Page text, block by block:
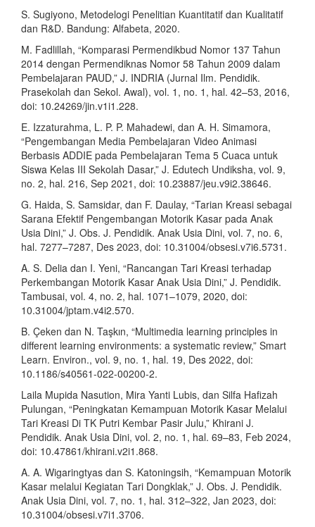
S. Sugiyono, Metodelogi Penelitian Kuantitatif dan Kualitatif
dan R&D. Bandung: Alfabeta, 2020.
M. Fadlillah, “Komparasi Permendikbud Nomor 137 Tahun
2014 dengan Permendiknas Nomor 58 Tahun 2009 dalam
Pembelajaran PAUD,” J. INDRIA (Jurnal Ilm. Pendidik.
Prasekolah dan Sekol. Awal), vol. 1, no. 1, hal. 42–53, 2016,
doi: 10.24269/jin.v1i1.228.
E. Izzaturahma, L. P. P. Mahadewi, dan A. H. Simamora,
“Pengembangan Media Pembelajaran Video Animasi
Berbasis ADDIE pada Pembelajaran Tema 5 Cuaca untuk
Siswa Kelas III Sekolah Dasar,” J. Edutech Undiksha, vol. 9,
no. 2, hal. 216, Sep 2021, doi: 10.23887/jeu.v9i2.38646.
G. Haida, S. Samsidar, dan F. Daulay, “Tarian Kreasi sebagai
Sarana Efektif Pengembangan Motorik Kasar pada Anak
Usia Dini,” J. Obs. J. Pendidik. Anak Usia Dini, vol. 7, no. 6,
hal. 7277–7287, Des 2023, doi: 10.31004/obsesi.v7i6.5731.
A. S. Delia dan I. Yeni, “Rancangan Tari Kreasi terhadap
Perkembangan Motorik Kasar Anak Usia Dini,” J. Pendidik.
Tambusai, vol. 4, no. 2, hal. 1071–1079, 2020, doi:
10.31004/jptam.v4i2.570.
B. Çeken dan N. Taşkın, “Multimedia learning principles in
different learning environments: a systematic review,” Smart
Learn. Environ., vol. 9, no. 1, hal. 19, Des 2022, doi:
10.1186/s40561-022-00200-2.
Laila Mupida Nasution, Mira Yanti Lubis, dan Silfa Hafizah
Pulungan, “Peningkatan Kemampuan Motorik Kasar Melalui
Tari Kreasi Di TK Putri Kembar Pasir Julu,” Khirani J.
Pendidik. Anak Usia Dini, vol. 2, no. 1, hal. 69–83, Feb 2024,
doi: 10.47861/khirani.v2i1.868.
A. A. Wigaringtyas dan S. Katoningsih, “Kemampuan Motorik
Kasar melalui Kegiatan Tari Dongklak,” J. Obs. J. Pendidik.
Anak Usia Dini, vol. 7, no. 1, hal. 312–322, Jan 2023, doi:
10.31004/obsesi.v7i1.3706.